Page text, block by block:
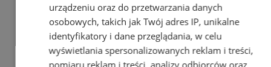
Poradnia leczenia ran
przewlekłych - skuteczna terapia
trudno gojących się ran |
Świętochłowice
urządzeniu oraz do przetwarzania danych
osobowych, takich jak Twój adres IP, unikalne
identyfikatory i dane przeglądania, w celu
wyświetlania spersonalizowanych reklam i treści,
pomiaru reklam i treści, analizy odbiorców oraz